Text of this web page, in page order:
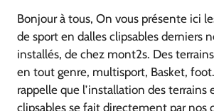
Bonjour à tous, On vous présente ici
de sport en dalles clipsables derniers
installés, de chez mont2s. Des
en tout genre, multisport, Basket,
rappelle que l’installation des terrains
clipsables se fait directement par nos